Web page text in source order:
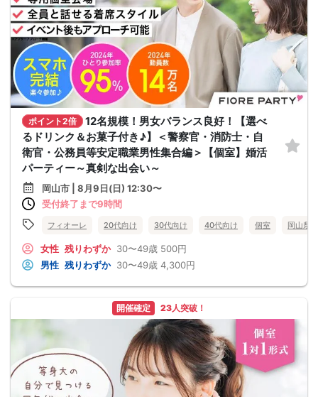
ポイント2倍
12名規模！男女バランス良好！【選べ
るドリンク＆お菓子付き♪】＜警察官・消防士・自
衛官・公務員等安定職業男性集合編＞【個室】婚活
パーティー～真剣な出会い～
岡山市 | 8月9日(日) 12:30〜
受付終了まで9時間
フィオーレ 20代向け 30代向け 40代向け 個室 岡山県
女性 残りわずか 30〜49歳 500円
男性 残りわずか 30〜49歳 4,300円
開催確定 23人突破！